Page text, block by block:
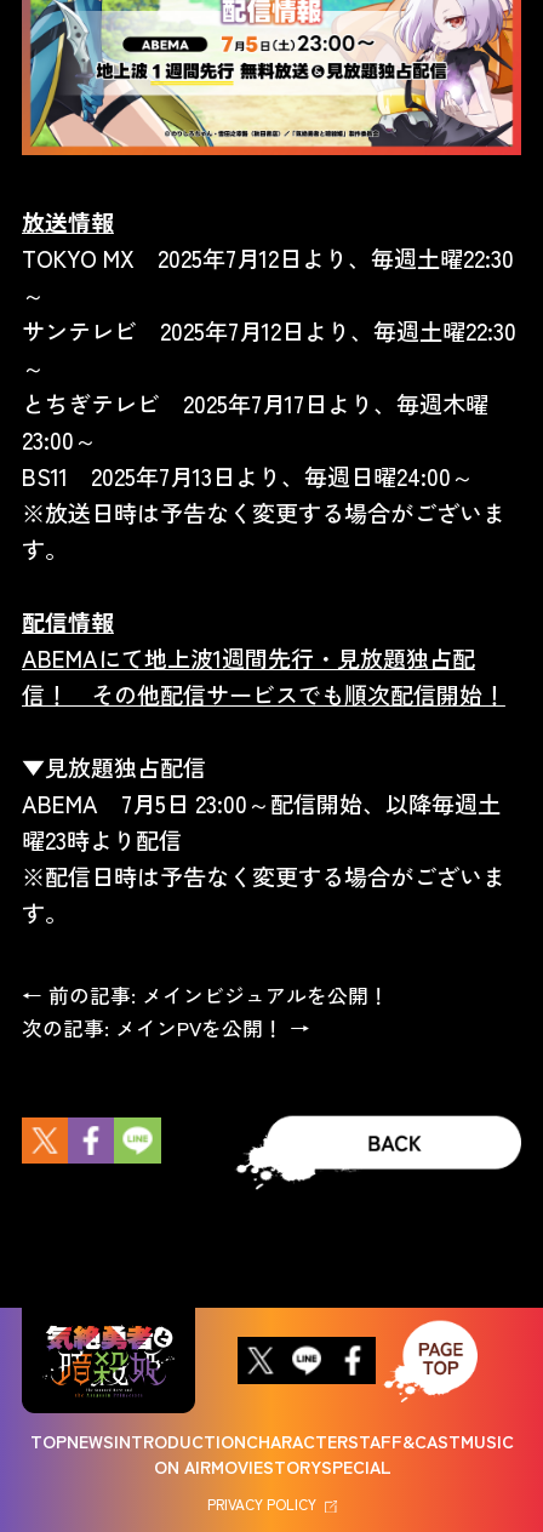
放送情報
TOKYO MX 2025年7月12日より、毎週土曜22:30
～
サンテレビ 2025年7月12日より、毎週土曜22:30
～
とちぎテレビ 2025年7月17日より、毎週木曜
23:00～
BS11 2025年7月13日より、毎週日曜24:00～
※放送日時は予告なく変更する場合がございま
す。
配信情報
ABEMAにて地上波1週間先行・見放題独占配
信！ その他配信サービスでも順次配信開始！
▼見放題独占配信
ABEMA 7月5日 23:00～配信開始、以降毎週土
曜23時より配信
※配信日時は予告なく変更する場合がございま
す。
← 前の記事: メインビジュアルを公開！
次の記事: メインPVを公開！ →
TOPNEWSINTRODUCTIONCHARACTERSTAFF&CASTMUSIC
ON AIRMOVIESTORYSPECIAL
PRIVACY POLICY